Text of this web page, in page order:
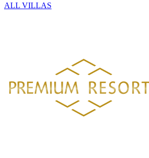
ALL VILLAS